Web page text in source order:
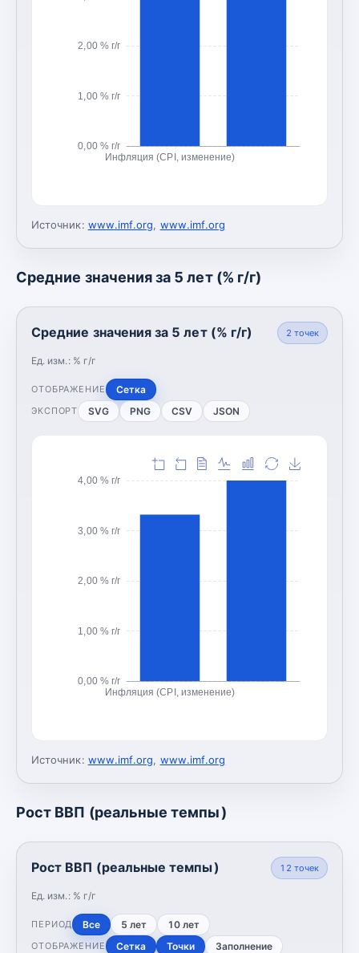
0,00 % г/г
1,00 % г/г
2,00 % г/г
Инфляция (CPI, изменение)
Источник: www.imf.org, www.imf.org
Средние значения за 5 лет (% г/г)
Средние значения за 5 лет (% г/г)
Ед. изм.: % г/г
2 точек
ОТОБРАЖЕНИЕ Сетка
ЭКСПОРТ SVG PNG CSV JSON
0,00 % г/г
1,00 % г/г
2,00 % г/г
3,00 % г/г
4,00 % г/г
Инфляция (CPI, изменение)
Источник: www.imf.org, www.imf.org
Рост ВВП (реальные темпы)
Рост ВВП (реальные темпы)
Ед. изм.: % г/г
12 точек
ПЕРИОД Все 5 лет 10 лет
ОТОБРАЖЕНИЕ Сетка Точки Заполнение